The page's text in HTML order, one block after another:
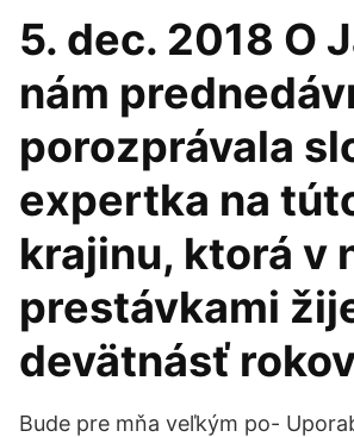
5. dec. 2018 O
nám
porozprávala
expertka na
krajinu, ktorá v
prestávkami
devätnásť
Bude pre mňa veľkým po-